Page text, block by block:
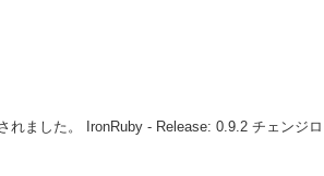
れました。 IronRuby - Release: 0.9.2 チェンジ